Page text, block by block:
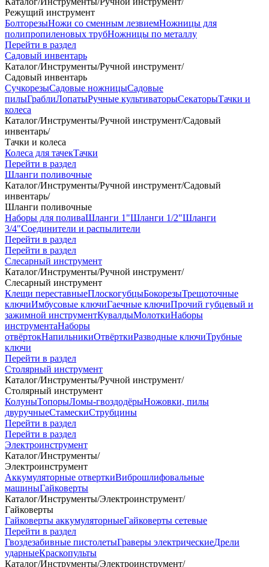
Режущий инструмент
БолторезыНожи со сменным лезвиемНожницы для
полипропиленовых трубНожницы по металлу
Перейти в раздел
Садовый инвентарь
Каталог/Инструменты/Ручной инструмент/
Садовый инвентарь
СучкорезыСадовые ножницыСадовые
пилыГраблиЛопатыРучные культиваторыСекаторыТачки и
колеса
Каталог/Инструменты/Ручной инструмент/Садовый
инвентарь/
Тачки и колеса
Колеса для тачекТачки
Перейти в раздел
Шланги поливочные
Каталог/Инструменты/Ручной инструмент/Садовый
инвентарь/
Шланги поливочные
Наборы для поливаШланги 1"Шланги 1/2"Шланги
3/4"Соединители и распылители
Перейти в раздел
Перейти в раздел
Слесарный инструмент
Каталог/Инструменты/Ручной инструмент/
Слесарный инструмент
Клещи переставныеПлоскогубцыБокорезыТрещоточные
ключиИмбусовые ключиГаечные ключиПрочий губцевый и
зажимной инструментКувалдыМолоткиНаборы
инструментаНаборы
отвёртокНапильникиОтвёрткиРазводные ключиТрубные
ключи
Перейти в раздел
Столярный инструмент
Каталог/Инструменты/Ручной инструмент/
Столярный инструмент
КолуныТопорыЛомы-гвоздодёрыНожовки, пилы
двуручныеСтамескиСтрубцины
Перейти в раздел
Перейти в раздел
Электроинструмент
Каталог/Инструменты/
Электроинструмент
Аккумуляторные отверткиВиброшлифовальные
машиныГайковерты
Каталог/Инструменты/Электроинструмент/
Гайковерты
Гайковерты аккумуляторныеГайковерты сетевые
Перейти в раздел
Гвоздезабивные пистолетыГраверы электрическиеДрели
ударныеКраскопульты
Каталог/Инструменты/Электроинструмент/